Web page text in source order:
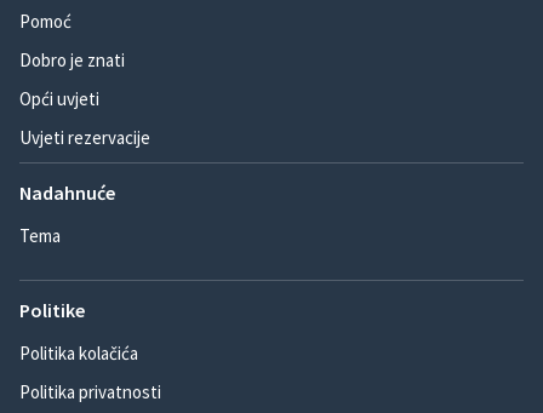
Pomoć
Dobro je znati
Opći uvjeti
Uvjeti rezervacije
Nadahnuće
Tema
Politike
Politika kolačića
Politika privatnosti